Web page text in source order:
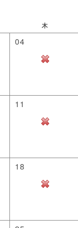
木
04
11
18